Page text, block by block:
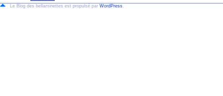
Le Blog des bellaminettes est propulsé par WordPress.